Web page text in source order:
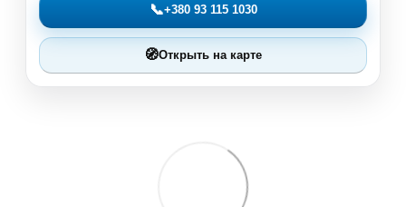
📞+380 93 115 1030
🧭Открыть на карте